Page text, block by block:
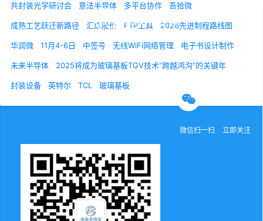
共封装光学研讨会 意法半导体 多平台协作 吾拾微
成熟工艺跃迁新路径 汇成股份 FTP工具 2026先进制程路线图
华润微 11月4-6日 中签号 无线WiFi网络管理 电子书设计制作
未来半导体 2025将成为玻璃基板TGV技术“跨越鸿沟”的关键年
封装设备 英特尔 TCL 玻璃基板
微信扫一扫 立即关注